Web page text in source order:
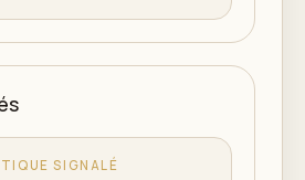
SIGNALÉ